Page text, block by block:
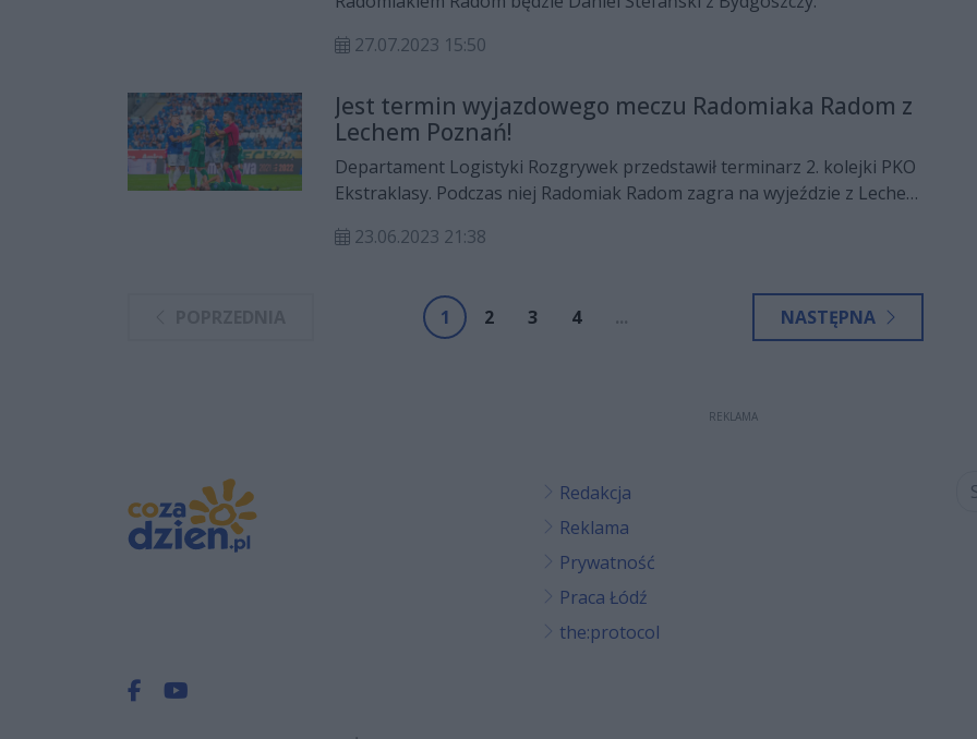
27.07.2023 15:50
Jest termin wyjazdowego meczu Radomiaka Radom z
Lechem Poznań!
Departament Logistyki Rozgrywek przedstawił terminarz 2. kolejki PKO
Ekstraklasy. Podczas niej Radomiak Radom zagra na wyjeździe z Lechem
23.06.2023 21:38
1 2 3 4 ... NASTĘPNA
REKLAMA
Redakcja
Reklama
Prywatność
Praca Łódź
the:protocol
Facebook.com
Youtube.com